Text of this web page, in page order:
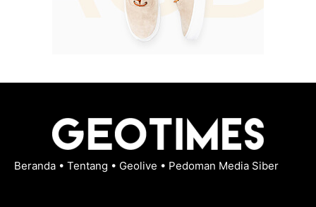
Beranda • Tentang • Geolive • Pedoman Media Siber